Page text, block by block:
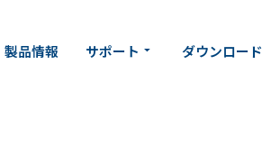
製品情報 サポート arrow_drop_down ダウンロード